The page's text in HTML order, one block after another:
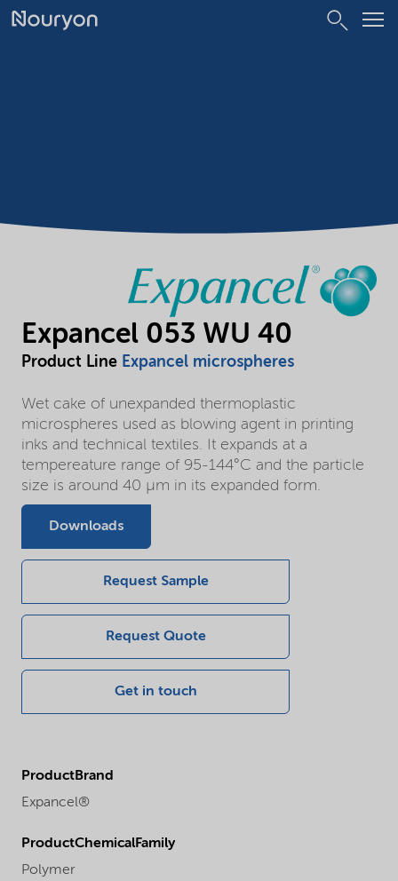
Expancel 053 WU 40
Product Line Expancel microspheres
Wet cake of unexpanded thermoplastic
microspheres used as blowing agent in printing
inks and technical textiles. It expands at a
tempereature range of 95-144°C and the particle
size is around 40 µm in its expanded form.
Downloads
Request Sample
Request Quote
Get in touch
ProductBrand
Expancel®
ProductChemicalFamily
Polymer